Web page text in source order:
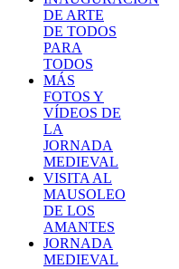
DE ARTE
DE TODOS
PARA
TODOS
MÁS
FOTOS Y
VÍDEOS DE
LA
JORNADA
MEDIEVAL
VISITA AL
MAUSOLEO
DE LOS
AMANTES
JORNADA
MEDIEVAL